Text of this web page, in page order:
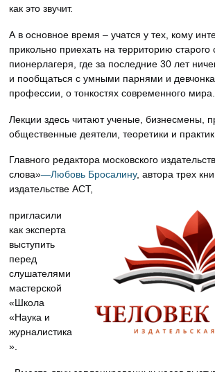
как это звучит.
А в основное время – учатся у тех, кому
прикольно приехать на территорию старого
пионерлагеря, где за последние 30 лет
и пообщаться с умными парнями и
профессии, о тонкостях современного мира.
Лекции здесь читают ученые, бизнесмены,
общественные деятели, теоретики и
Главного редактора московского
слова»—Любовь Бросалину, автора трех
издательстве АСТ,
пригласили
как эксперта
выступить
перед
слушателями
мастерской
«Школа
«Наука и
журналистика
».